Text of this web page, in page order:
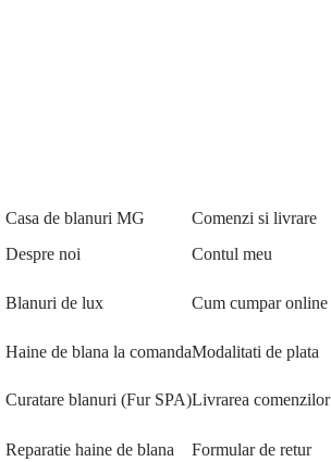
Casa de blanuri MG
Despre noi
Blanuri de lux
Haine de blana la comanda
Curatare blanuri (Fur SPA)
Reparatie haine de blana
Comenzi si livrare
Contul meu
Cum cumpar online
Modalitati de plata
Livrarea comenzilor
Formular de retur